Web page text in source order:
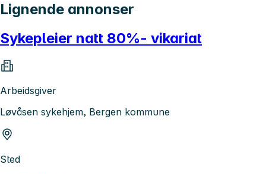
Lignende annonser
Sykepleier natt 80%- vikariat
Arbeidsgiver
Løvåsen sykehjem, Bergen kommune
Sted